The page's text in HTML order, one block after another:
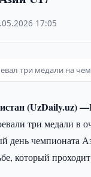
17:05
три медали на
(UzDaily.uz) —
три медали в
день чемпионата
который